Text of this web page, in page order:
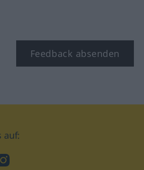
Feedback absenden
auf:
Instagram